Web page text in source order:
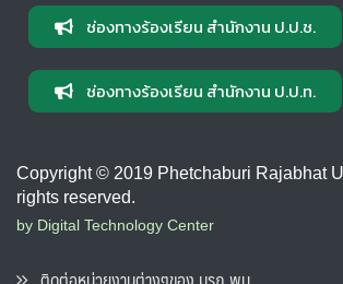
ช่องทางร้องเรียน สำนักงาน ป.ป.ช.
ช่องทางร้องเรียน สำนักงาน ป.ป.ท.
Copyright © 2019 Phetchaburi Rajabhat
rights reserved.
by Digital Technology Center